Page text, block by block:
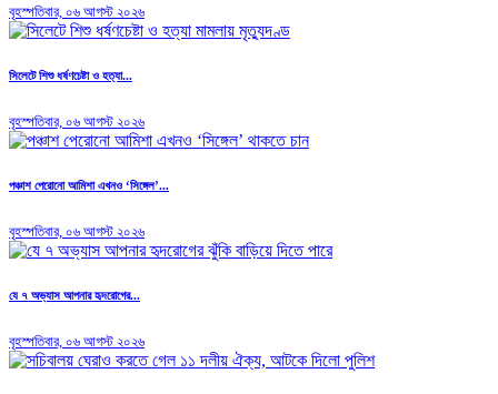
বৃহস্পতিবার, ০৬ আগস্ট ২০২৬
সিলেটে শিশু ধর্ষণচেষ্টা ও হত্যা...
বৃহস্পতিবার, ০৬ আগস্ট ২০২৬
পঞ্চাশ পেরোনো আমিশা এখনও ‘সিঙ্গেল’...
বৃহস্পতিবার, ০৬ আগস্ট ২০২৬
যে ৭ অভ্যাস আপনার হৃদরোগের...
বৃহস্পতিবার, ০৬ আগস্ট ২০২৬